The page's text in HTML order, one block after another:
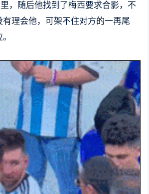
，随后他找到了梅西要求合影，不
理会他，可架不住对方的一再尾